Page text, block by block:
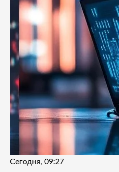
Сегодня, 09:27